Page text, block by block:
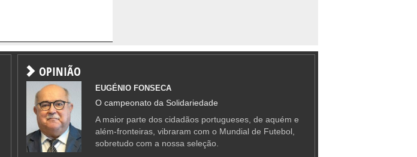
OPINIÃO
EUGÉNIO FONSECA
O campeonato da Solidariedade
A maior parte dos cidadãos portugueses, de aquém e
além-fronteiras, vibraram com o Mundial de Futebol,
sobretudo com a nossa seleção.